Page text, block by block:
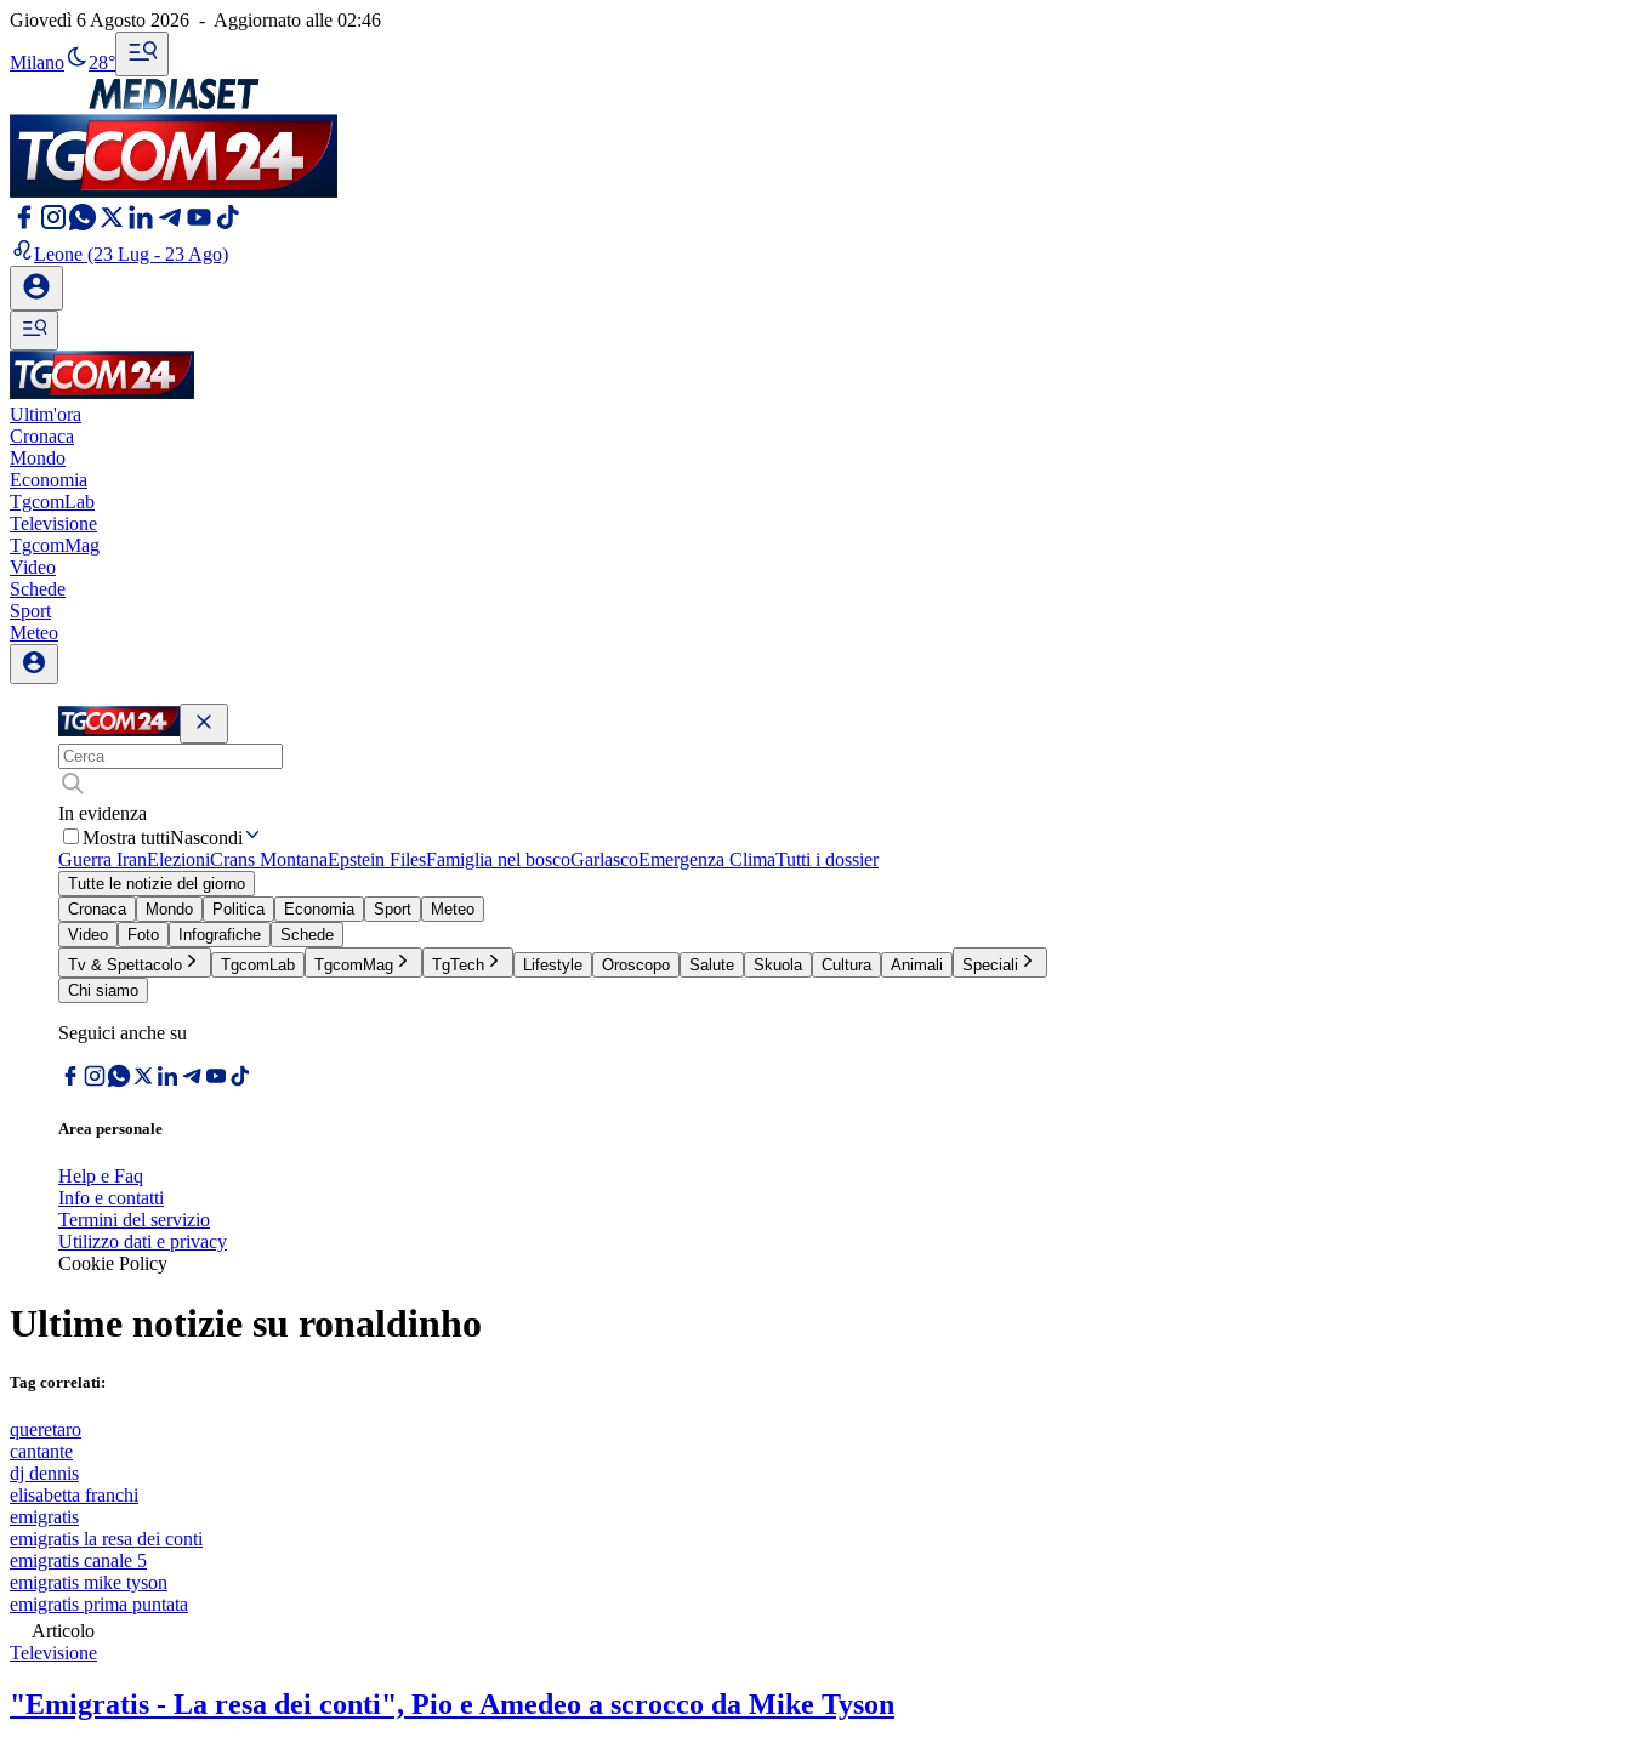
Giovedì 6 Agosto 2026 - Aggiornato alle 02:46
Milano 28°
Leone (23 Lug - 23 Ago)
Ultim'ora
Cronaca
Mondo
Economia
TgcomLab
Televisione
TgcomMag
Video
Schede
Sport
Meteo
In evidenza
Mostra tuttiNascondi
Guerra IranElezioniCrans MontanaEpstein FilesFamiglia nel boscoGarlascoEmergenza ClimaTutti i dossier
Tutte le notizie del giorno
Cronaca
Mondo Politica Economia Sport
Meteo
Video
Foto Infografiche
Schede
Tv & Spettacolo
TgcomLab TgcomMag TgTech Lifestyle Oroscopo Salute Skuola Cultura Animali
Speciali
Chi siamo
Seguici anche su
Area personale
Help e Faq
Info e contatti
Termini del servizio
Utilizzo dati e privacy
Cookie Policy
Ultime notizie su ronaldinho
Tag correlati:
queretaro
cantante
dj dennis
elisabetta franchi
emigratis
emigratis la resa dei conti
emigratis canale 5
emigratis mike tyson
emigratis prima puntata
Articolo
Televisione
"Emigratis - La resa dei conti", Pio e Amedeo a scrocco da Mike Tyson